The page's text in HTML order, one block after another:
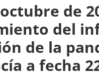
de
del
de la
a fecha